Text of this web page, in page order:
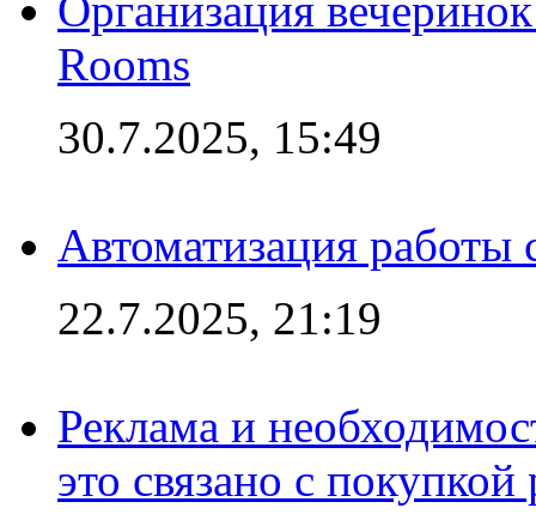
Rooms
30.7.2025, 15:49
Автоматизация работы
22.7.2025, 21:19
Реклама и
это связано с покупкой